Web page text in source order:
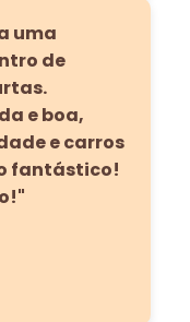
uma
de
e boa,
e carros
fantástico!